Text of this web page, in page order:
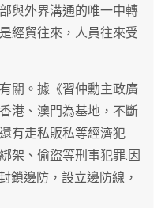
與外界溝通的唯一中轉
經貿往來，人員往來受
關。據《習仲勳主政廣
港、澳門為基地，不斷
有走私販私等經濟犯
架、偷盜等刑事犯罪.因
鎖邊防，設立邊防線，